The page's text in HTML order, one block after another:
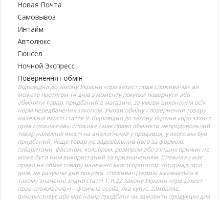
Новая Почта
Самовывоз
Интайм
Автолюкс
Гюнсел
Ночной Экспресс
Повернення і обмін
Відповідно до закону України «про захист прав споживачів» ви
можете протягом 14 днів з моменту покупки повернути або
обміняти товар, придбаний в магазині, за умови виконання всіх
норм передбачених законом. Умови обміну / повернення товару
належної якості стаття 9. Відповідно до закону України «про захист
прав споживачів»: споживач має право обміняти непродовольчий
товар належної якості на аналогічний у продавця, у якого він був
придбаний, якщо товар не задовольнив його за формою,
габаритами, фасоном, кольором, розміром або з інших причин не
може бути ним використаний за призначенням. Споживач має
право на обмін товару належної якості протягом чотирнадцяти
днів, не рахуючи дня покупки. споживач (термін вживається в
такому значенні згідно статті 1. п.22 закону України «про захист
прав споживачів») – фізична особа, яка купує, замовляє,
використовує або має намір придбати чи замовити продукцію для